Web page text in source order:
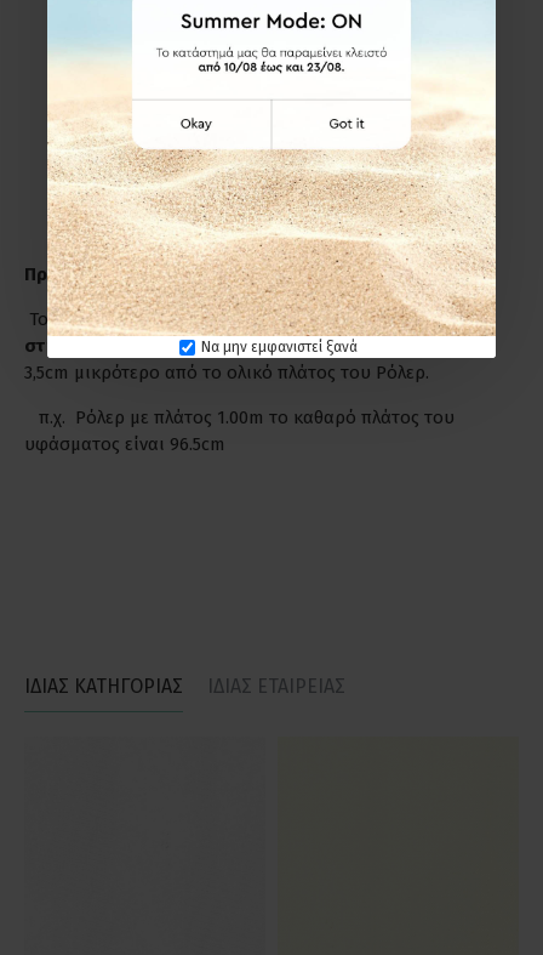
Να μην εμφανιστεί ξανά
πόρτας που για μέγιστο αισθητικό αποτέλεσμα
πλευρά και στο ύψος +15cm.
Εσωτερικά στο παράθυρο-πόρτα(εσοχή)
ΔΕΝ
προσθέτουμε επιπλέον πόντους ούτε στο πλάτος, ούτε
στο ύψος.
Προσοχή!
Το πλάτος του Ρόλερ είναι πάντα απόστήριγμα σε
στήριγμα
, όμως το πλάτος του υφάσματος είναι κατά
3,5cm μικρότερο από το ολικό πλάτος του Ρόλερ.
π.χ. Ρόλερ με πλάτος 1.00m το καθαρό πλάτος του
υφάσματος είναι 96.5cm
ΙΔΙΑΣ ΚΑΤΗΓΟΡΙΑΣ ΙΔΙΑΣ ΕΤΑΙΡΕΙΑΣ